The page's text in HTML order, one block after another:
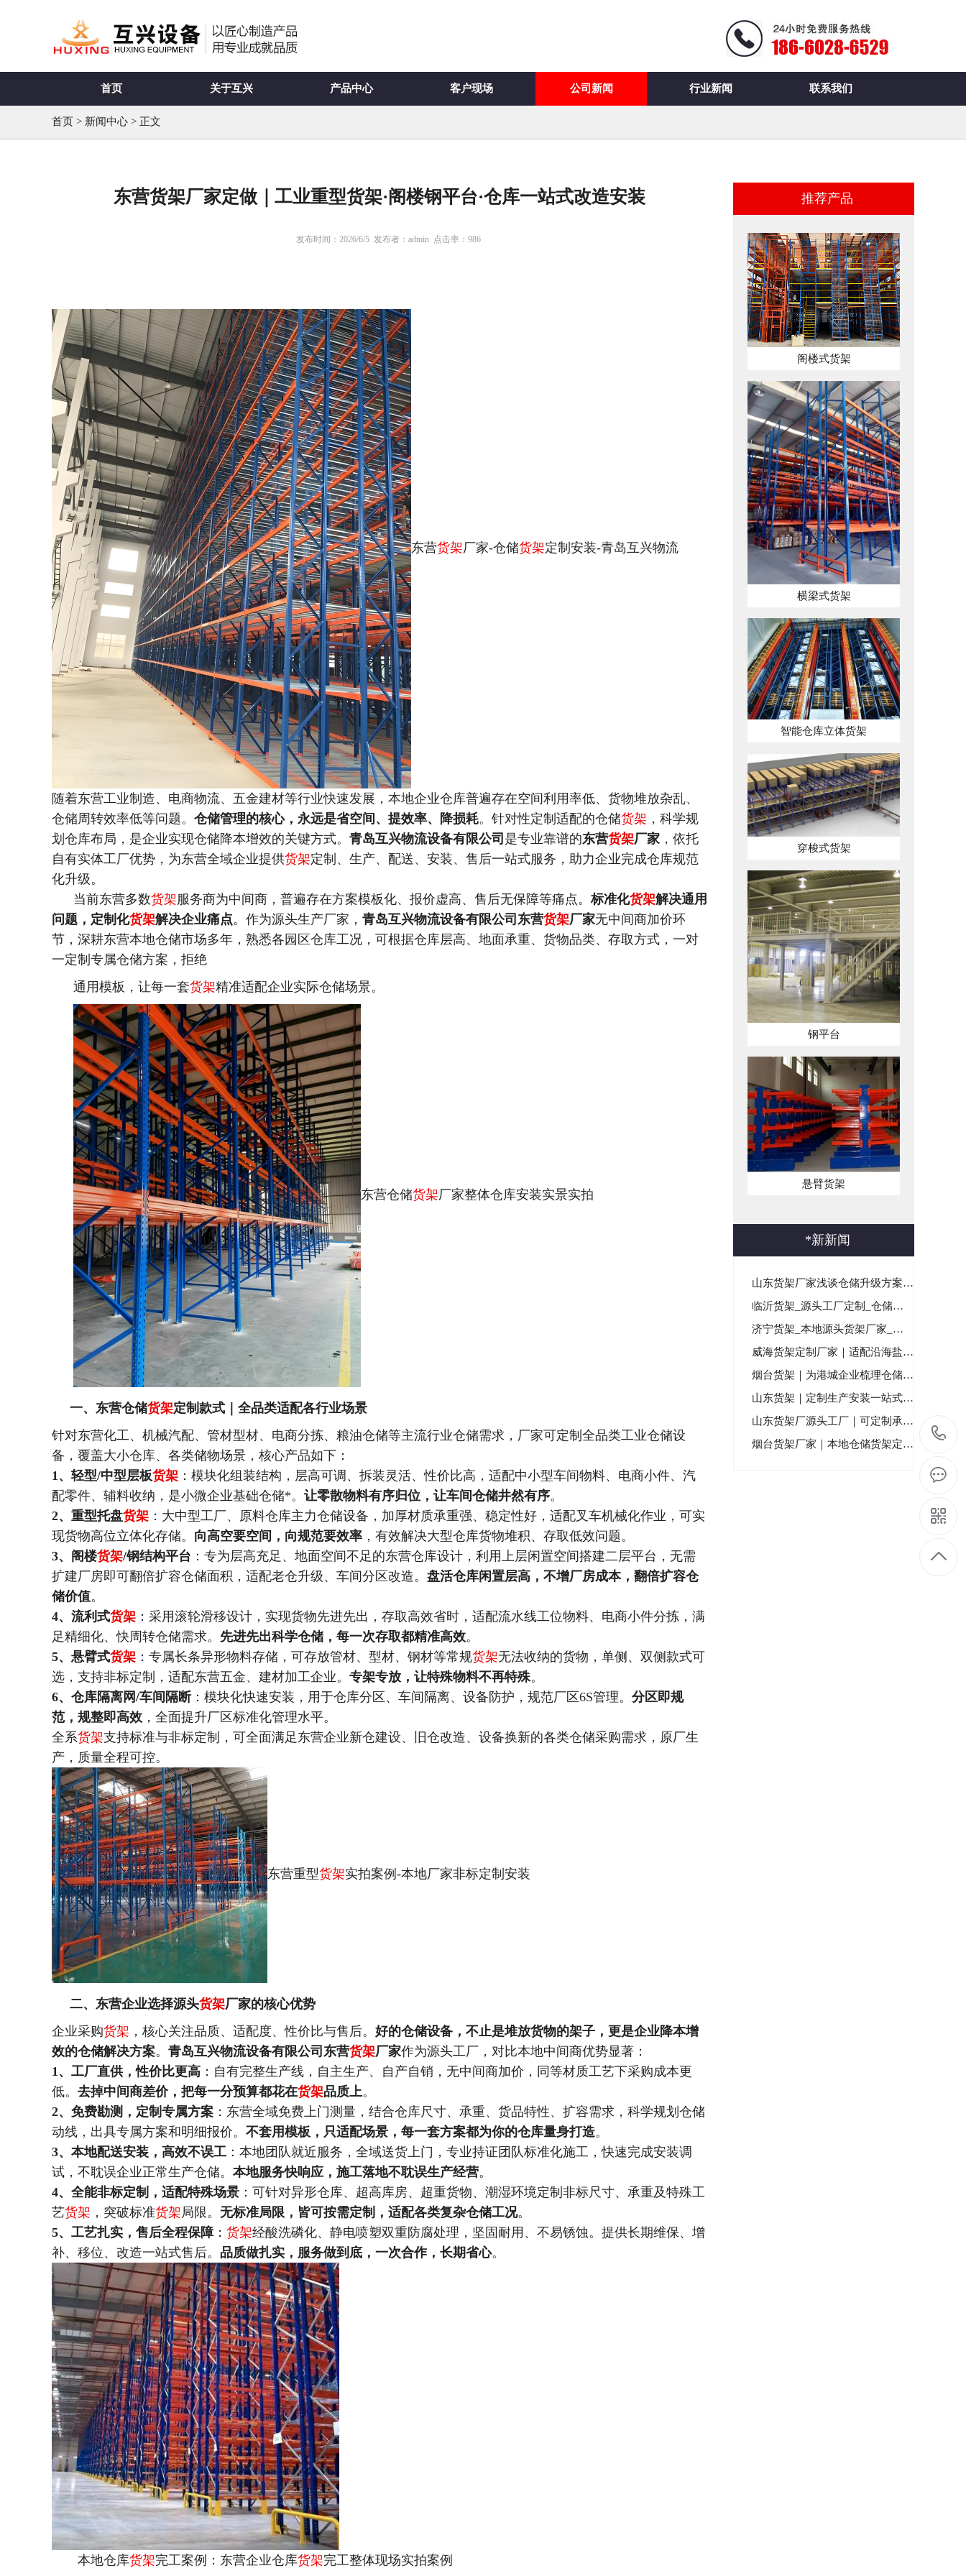
首页 关于互兴 产品中心 客户现场 公司新闻 行业新闻 联系我们
首页 > 新闻中心 > 正文
东营货架厂家定做｜工业重型货架·阁楼钢平台·仓库一站式改造安装
发布时间：2026/6/5 发布者：admin 点击率： 986
东营货架厂家-仓储货架定制安装-青岛互兴物流
随着东营工业制造、电商物流、五金建材等行业快速发展，本地企业仓库普遍存在空间利用率低、货物堆放杂乱、
仓储周转效率低等问题。 仓储管理的核心，永远是省空间、提效率、降损耗。针对性定制适配的仓储货架 ，科学规
划仓库布局，是企业实现仓储降本增效的关键方式。 青岛互兴物流设备有限公司 是专业靠谱的东营货架厂家 ，依托
自有实体工厂优势，为东营全域企业提供货架定制、生产、配送、安装、售后一站式服务，助力企业完成仓库规范
化升级。
当前东营多数货架服务商为中间商，普遍存在方案模板化、报价虚高、售后无保障等痛点。标准化货架解决通用
问题，定制化货架解决企业痛点。作为源头生产厂家， 青岛互兴物流设备有限公司东营货架厂家无中间商加价环
节，深耕东营本地仓储市场多年，熟悉各园区仓库工况，可根据仓库层高、地面承重、货物品类、存取方式，一对
一定制专属仓储方案，拒绝
通用模板，让每一套货架精准适配企业实际仓储场景。
东营仓储货架厂家整体仓库安装实景实拍
一、东营仓储货架定制款式｜全品类适配各行业场景
针对东营化工、机械汽配、管材型材、电商分拣、粮油仓储等主流行业仓储需求，厂家可定制全品类工业仓储设
备，覆盖大小仓库、各类储物场景，核心产品如下：
1、轻型/中型层板货架 ：模块化组装结构，层高可调、拆装灵活、性价比高，适配中小型车间物料、电商小件、汽
配零件、辅料收纳，是小微企业基础仓储*。 让零散物料有序归位，让车间仓储井然有序。
2、重型托盘货架 ：大中型工厂、原料仓库主力仓储设备，加厚材质承重强、稳定性好，适配叉车机械化作业，可实
现货物高位立体化存储。 向高空要空间，向规范要效率 ，有效解决大型仓库货物堆积、存取低效问题。
3、阁楼货架/钢结构平台 ：专为层高充足、地面空间不足的东营仓库设计，利用上层闲置空间搭建二层平台，无需
扩建厂房即可翻倍扩容仓储面积，适配老仓升级、车间分区改造。 盘活仓库闲置层高，不增厂房成本，翻倍扩容仓
储价值。
4、流利式货架 ：采用滚轮滑移设计，实现货物先进先出，存取高效省时，适配流水线工位物料、电商小件分拣，满
足精细化、快周转仓储需求。 先进先出科学仓储，每一次存取都精准高效。
5、悬臂式货架 ：专属长条异形物料存储，可存放管材、型材、钢材等常规货架无法收纳的货物，单侧、双侧款式可
选，支持非标定制，适配东营五金、建材加工企业。 专架专放，让特殊物料不再特殊。
6、仓库隔离网/车间隔断：模块化快速安装，用于仓库分区、车间隔离、设备防护，规范厂区6S管理。 分区即规
范，规整即高效 ，全面提升厂区标准化管理水平。
全系货架支持标准与非标定制，可全面满足东营企业新仓建设、旧仓改造、设备换新的各类仓储采购需求，原厂生
产，质量全程可控。
东营重型货架实拍案例-本地厂家非标定制安装
二、东营企业选择源头货架厂家的核心优势
企业采购货架 ，核心关注品质、适配度、性价比与售后。 好的仓储设备，不止是堆放货物的架子，更是企业降本增
效的仓储解决方案。 青岛互兴物流设备有限公司东营货架厂家作为源头工厂，对比本地中间商优势显著：
1、工厂直供，性价比更高 ：自有完整生产线，自主生产、自产自销，无中间商加价，同等材质工艺下采购成本更
低。 去掉中间商差价，把每一分预算都花在货架品质上。
2、免费勘测，定制专属方案 ：东营全域免费上门测量，结合仓库尺寸、承重、货品特性、扩容需求，科学规划仓储
动线，出具专属方案和明细报价。 不套用模板，只适配场景，每一套方案都为你的仓库量身打造。
3、本地配送安装，高效不误工 ：本地团队就近服务，全域送货上门，专业持证团队标准化施工，快速完成安装调
试，不耽误企业正常生产仓储。 本地服务快响应，施工落地不耽误生产经营。
4、全能非标定制，适配特殊场景 ：可针对异形仓库、超高库房、超重货物、潮湿环境定制非标尺寸、承重及特殊工
艺货架 ，突破标准货架局限。 无标准局限，皆可按需定制，适配各类复杂仓储工况。
5、工艺扎实，售后全程保障： 货架经酸洗磷化、静电喷塑双重防腐处理，坚固耐用、不易锈蚀。提供长期维保、增
补、移位、改造一站式售后。 品质做扎实，服务做到底，一次合作，长期省心。
本地仓库货架完工案例：东营企业仓库货架完工整体现场实拍案例
推荐产品
阁楼式货架
横梁式货架
智能仓库立体货架
穿梭式货架
钢平台
悬臂货架
*新新闻
山东货架厂家浅谈仓储升级方案｜非标货架定制与一站式仓储落...
临沂货架_源头工厂定制_仓储货架一站式解决方案_本土专业...
济宁货架_本地源头货架厂家_定制仓储货架生产安装服务
威海货架定制厂家｜适配沿海盐雾工况，非标定制解决威海仓储...
烟台货架｜为港城企业梳理仓储方寸，用专业匠心安放每一份经...
山东货架｜定制生产安装一站式服务_本土精工稳固耐用
山东货架厂源头工厂｜可定制承重强｜免费勘测安装
烟台货架厂家｜本地仓储货架定制_上门勘测安装售后